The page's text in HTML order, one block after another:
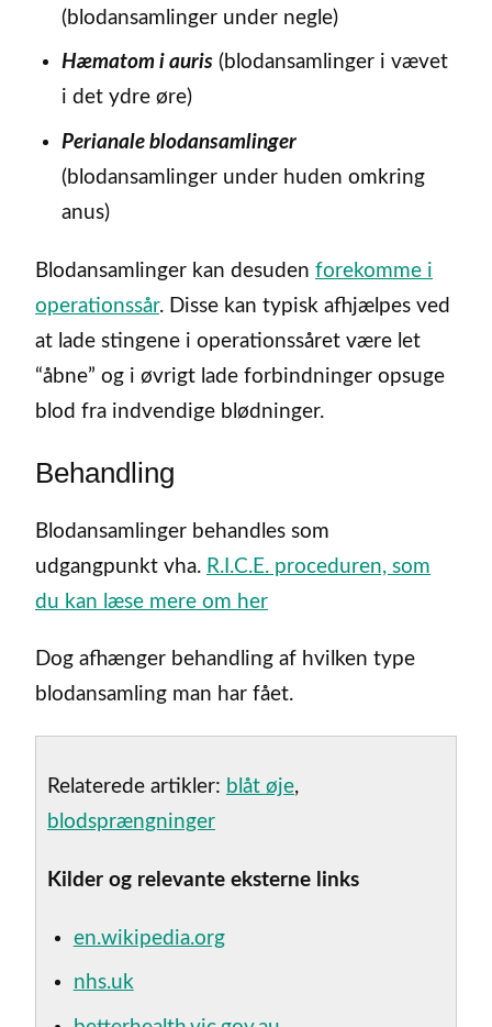
(blodansamlinger under negle)
Hæmatom i auris(blodansamlinger i vævet
i det ydre øre)
Perianale blodansamlinger
(blodansamlinger under huden omkring
anus)
Blodansamlinger kan desuden forekomme i
operationssår. Disse kan typisk afhjælpes ved
at lade stingene i operationssåret være let
“åbne” og i øvrigt lade forbindninger opsuge
blod fra indvendige blødninger.
Behandling
Blodansamlinger behandles som
udgangpunkt vha. R.I.C.E. proceduren, som
du kan læse mere om her
Dog afhænger behandling af hvilken type
blodansamling man har fået.
Relaterede artikler: blåt øje,
blodsprængninger
Kilder og relevante eksterne links
en.wikipedia.org
nhs.uk